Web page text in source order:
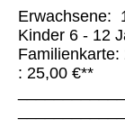
Erwachsene:
Kinder 6 - 12
: 25,00 €**